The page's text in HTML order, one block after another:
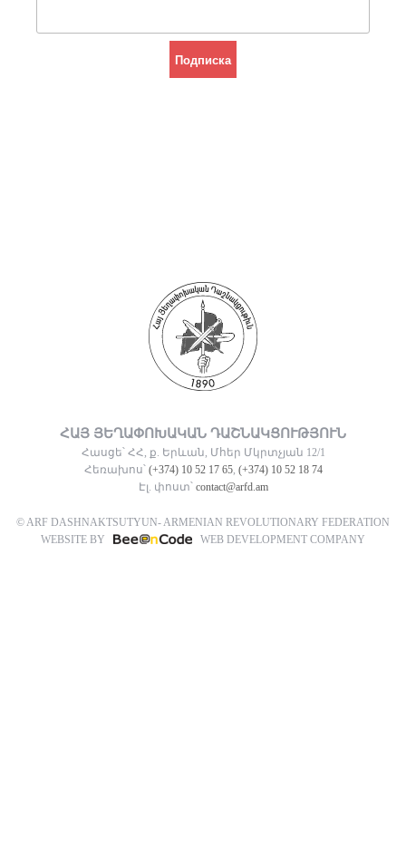
ՀԱՅ ՅԵՂԱՓՈԽԱԿԱՆ ԴԱՇՆԱԿՑՈՒԹՅՈՒՆ
Հասցե՝ ՀՀ, ք. Երևան, Մհեր Մկրտչյան 12/1
Հեռախոս՝ (+374) 10 52 17 65, (+374) 10 52 18 74
Էլ. փոստ՝ contact@arfd.am
© ARF DASHNAKTSUTYUN- ARMENIAN REVOLUTIONARY FEDERATION
WEBSITE BY
WEB DEVELOPMENT COMPANY